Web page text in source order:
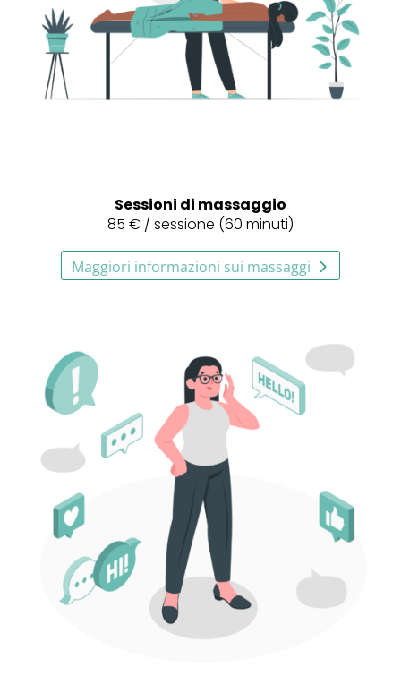
Sessioni di massaggio
85 € /sessione (60 minuti)
Maggiori informazioni sui massaggi